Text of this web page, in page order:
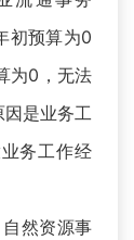
初预算为0
为0，无法
是业务工
务工作经
然资源事